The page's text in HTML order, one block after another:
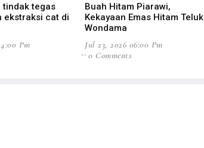
tindak tegas
ekstraksi cat di
Pm
Buah Hitam Piarawi,
Kekayaan Emas Hitam Teluk
Wondama
Jul 23, 2026 06:00 Pm
0 Comments